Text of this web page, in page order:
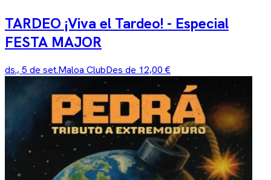
TARDEO ¡Viva el Tardeo! - Especial
FESTA MAJOR
ds., 5 de set.Maloa ClubDes de 12,00 €